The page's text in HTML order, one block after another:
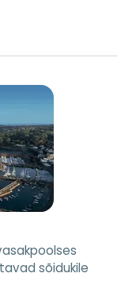
sõidukile